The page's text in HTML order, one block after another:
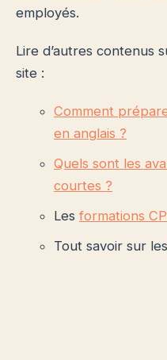
employés.
Lire d’autres contenus
site :
Comment
en anglais ?
Quels sont les
courtes ?
Les formations
Tout savoir sur les